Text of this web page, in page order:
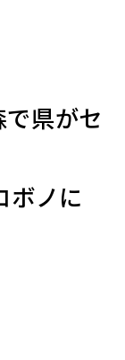
県がセ
ボノに